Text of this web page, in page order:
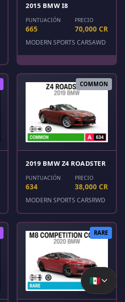
2015 BMW I8
PUNTUACIÓN
665
PRECIO
70,000 CR
MODERN SPORTS CARSAWD
COMMON
2019 BMW Z4 ROADSTER
PUNTUACIÓN
634
PRECIO
38,000 CR
MODERN SPORTS CARSRWD
RARE
🇲🇽